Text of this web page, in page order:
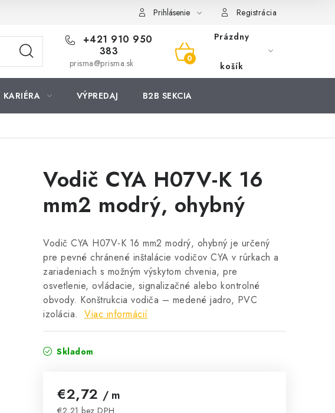
Prihlásenie Registrácia
+421 910 950
383
prisma@prisma.sk
NÁKUPNÝ
KOŠÍK
Prázdny
košík
KARIÉRA VÝPREDAJ B2B SEKCIA
Vodič CYA H07V-K 16
mm2 modrý, ohybný
Vodič CYA H07V-K 16 mm2 modrý, ohybný je určený
pre pevné chránené inštalácie vodičov CYA v rúrkach a
zariadeniach s možným výskytom chvenia, pre
osvetlenie, ovládacie, signalizačné alebo kontrolné
obvody. Konštrukcia vodiča – medené jadro, PVC
izolácia. Viac informácií
Skladom
€2,72 / m
€2,21 bez DPH